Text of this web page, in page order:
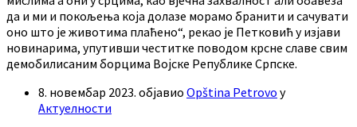
да и ми и покољења која долазе морамо бранити и сачувати
оно што је животима плаћено“, рекао је Петковић у изјави
новинарима, упутивши честитке поводом крсне славе свим
демобилисаним борцима Војске Републике Српске.
8. новембар 2023. објавио Opština Petrovo у
Актуелности